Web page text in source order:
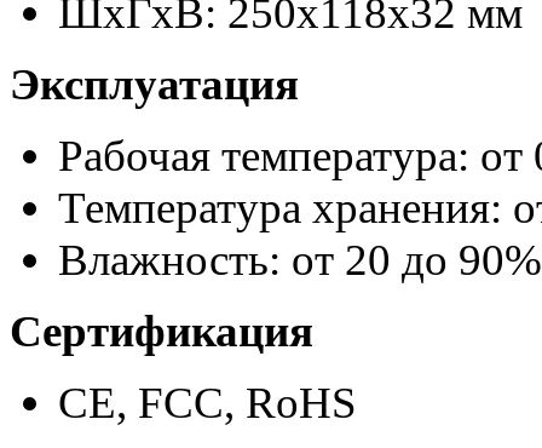
ШxГxВ: 250x118x32 мм
Эксплуатация
Рабочая температура: от
Температура хранения:
Влажность: от 20 до
Сертификация
CE, FCC, RoHS